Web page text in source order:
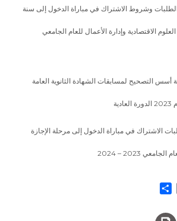
الطلبات وشروط الاشتراك في مباراة الدخول إلى سنة
الاقتصادية وإدارة الأعمال للعام الجامعي
أسس التصحيح لمسابقات الشهادة الثانوية العامة
الاشتراك في مباراة الدخول إلى مرحلة الإجازة
2023 – 2024
Copy